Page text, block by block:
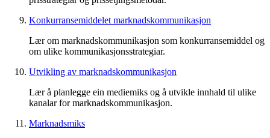
Konkurransemiddelet marknadskommunikasjon
Lær om marknadskommunikasjon som konkurransemiddel og
om ulike kommunikasjonsstrategiar.
Utvikling av marknadskommunikasjon
Lær å planlegge ein mediemiks og å utvikle innhald til ulike
kanalar for marknadskommunikasjon.
Marknadsmiks